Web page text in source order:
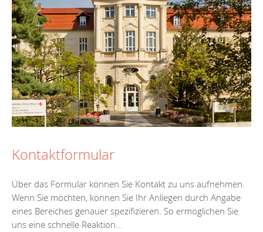
Kontaktformular
Über das Formular können Sie Kontakt zu uns aufnehmen.
Wenn Sie möchten, können Sie Ihr Anliegen durch Angabe
eines Bereiches genauer spezifizieren. So ermöglichen Sie
uns eine schnelle Reaktion...